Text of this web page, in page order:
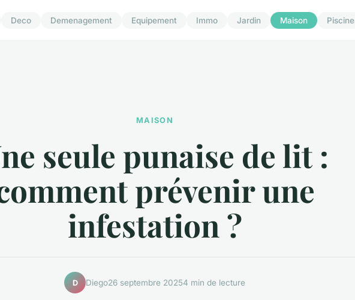
Deco Demenagement Equipement Immo Jardin Maison Piscine
MAISON
seule punaise de lit :
prévenir une
infestation ?
D Diego26 septembre 20254 min de lecture